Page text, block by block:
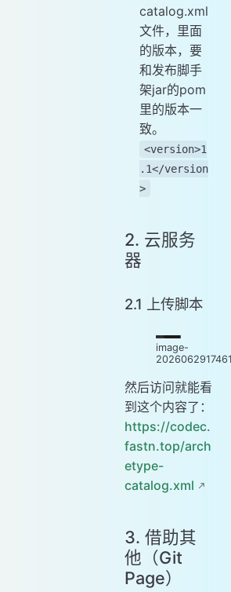
catalog.xml
文件，里面
的版本，要
和发布脚手
架jar的pom
里的版本一
致。
<version>1
.1</version
>
2. 云服务
器
2.1 上传脚本
image-
然后访问就能看
到这个内容了：
https://codec.
fastn.top/arch
etype-
catalog.xml
3. 借助其
他（Git
Page）